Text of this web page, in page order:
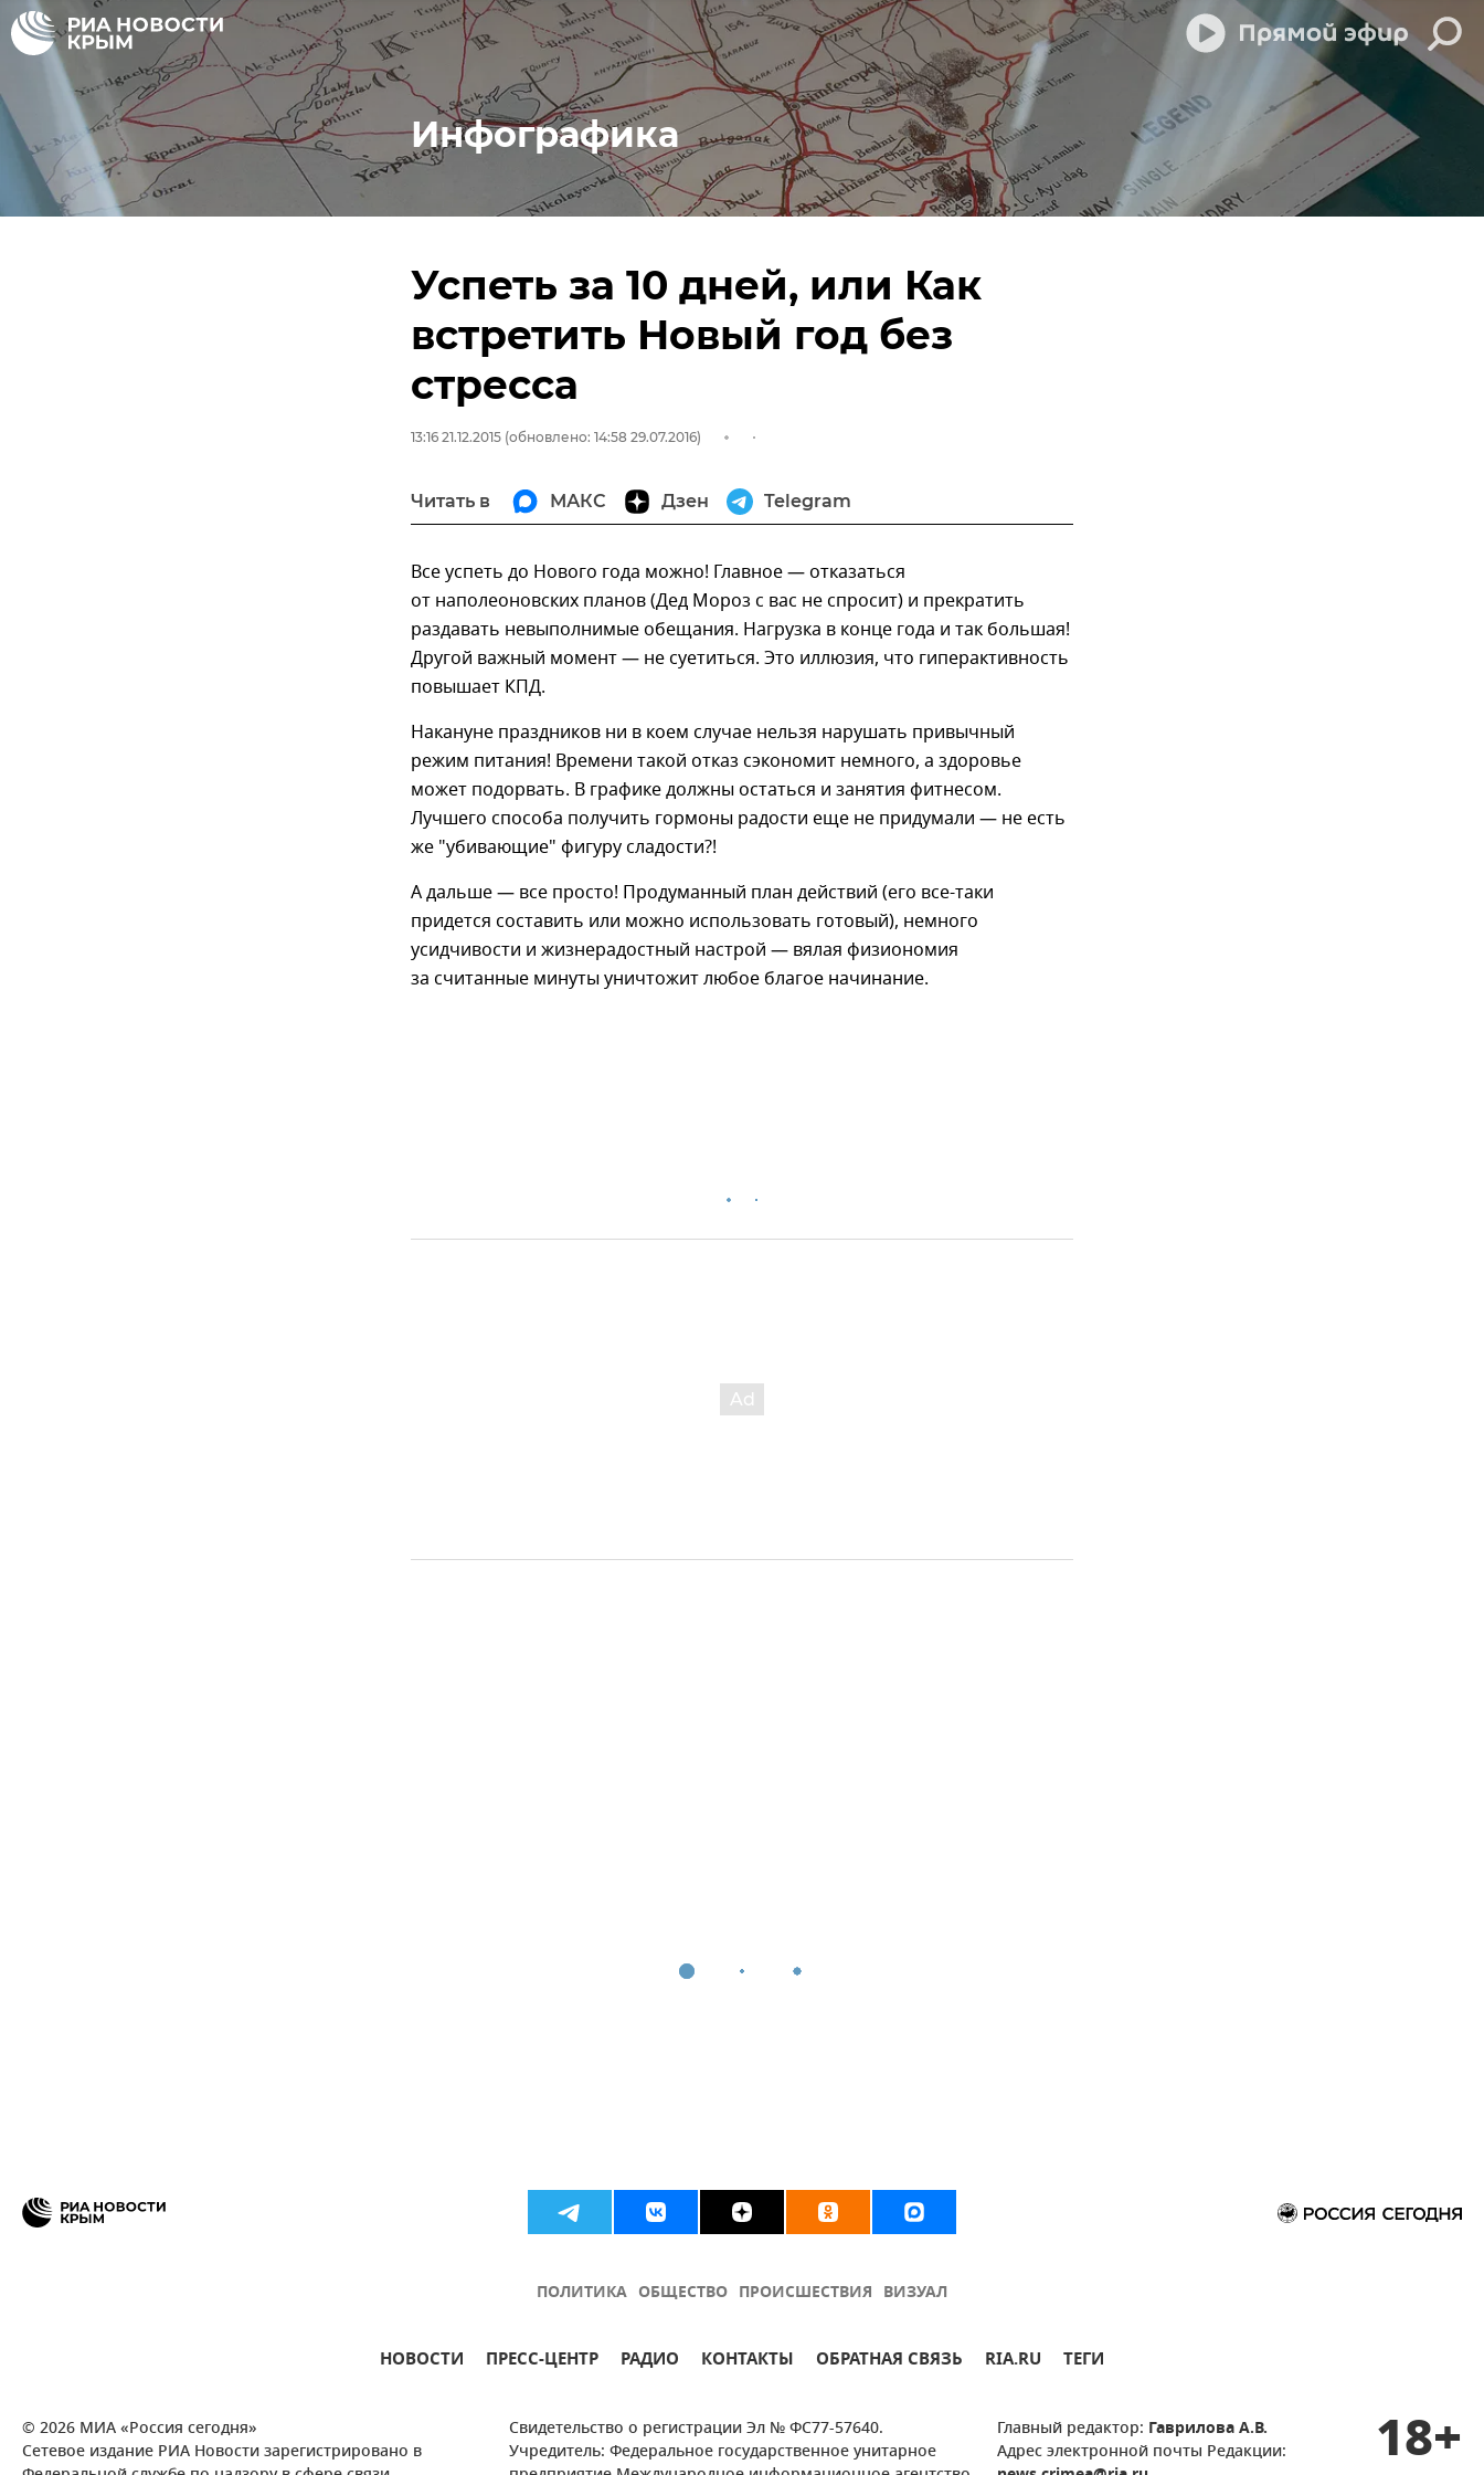
Инфографика
Успеть за 10 дней, или Как
встретить Новый год без
стресса
13:16 21.12.2015 (обновлено: 14:58 29.07.2016)
Читать в МАКС Дзен Telegram
Все успеть до Нового года можно! Главное — отказаться
от наполеоновских планов (Дед Мороз с вас не спросит) и прекратить
раздавать невыполнимые обещания. Нагрузка в конце года и так большая!
Другой важный момент — не суетиться. Это иллюзия, что гиперактивность
повышает КПД.
Накануне праздников ни в коем случае нельзя нарушать привычный
режим питания! Времени такой отказ сэкономит немного, а здоровье
может подорвать. В графике должны остаться и занятия фитнесом.
Лучшего способа получить гормоны радости еще не придумали — не есть
же "убивающие" фигуру сладости?!
А дальше — все просто! Продуманный план действий (его все-таки
придется составить или можно использовать готовый), немного
усидчивости и жизнерадостный настрой — вялая физиономия
за считанные минуты уничтожит любое благое начинание.
ПОЛИТИКА ОБЩЕСТВО ПРОИСШЕСТВИЯ ВИЗУАЛ
НОВОСТИ ПРЕСС-ЦЕНТР РАДИО КОНТАКТЫ ОБРАТНАЯ СВЯЗЬ RIA.RU ТЕГИ
© 2026 МИА «Россия сегодня»
Сетевое издание РИА Новости зарегистрировано в
Свидетельство о регистрации Эл № ФС77-57640.
Учредитель: Федеральное государственное унитарное
Главный редактор: Гаврилова А.В.
Адрес электронной почты Редакции:
18+